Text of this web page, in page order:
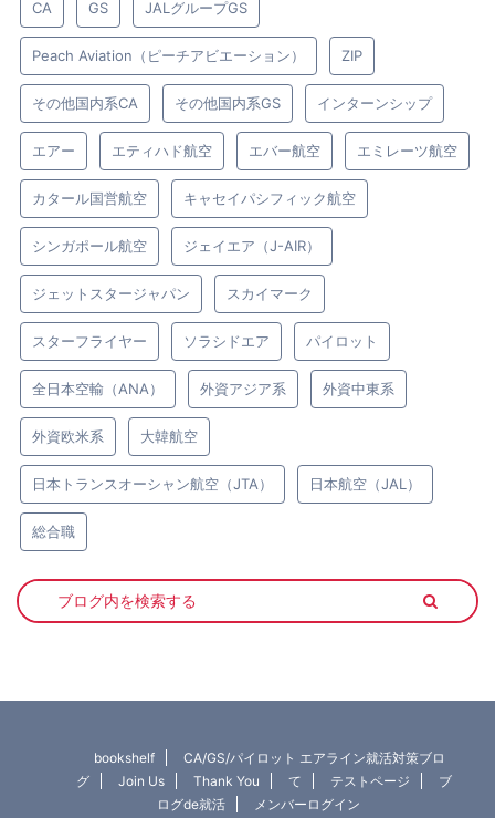
CA GS JALグループGS
Peach Aviation（ピーチアビエーション） ZIP
その他国内系CA その他国内系GS インターンシップ
エアー エティハド航空 エバー航空 エミレーツ航空
カタール国営航空 キャセイパシフィック航空
シンガポール航空 ジェイエア（J-AIR）
ジェットスタージャパン スカイマーク
スターフライヤー ソラシドエア パイロット
全日本空輸（ANA） 外資アジア系 外資中東系
外資欧米系 大韓航空
日本トランスオーシャン航空（JTA） 日本航空（JAL）
総合職
bookshelf
CA/GS/パイロット エアライン就活対策ブロ
グ
Join Us Thank You て テストページ
ブ
ログde就活
メンバーログイン